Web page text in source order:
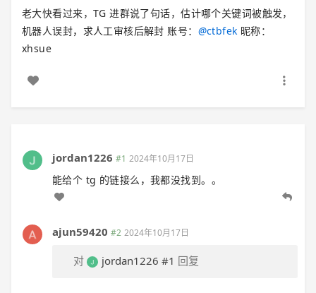
老大快看过来，TG 进群说了句话，估计哪个关键词被触发，
机器人误封，求人工审核后解封 账号： @ctbfek 昵称：
xhsue
jordan1226 #1 2024年10月17日
能给个 tg 的链接么，我都没找到。。
ajun59420 #2 2024年10月17日
对 jordan1226 #1 回复